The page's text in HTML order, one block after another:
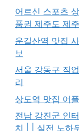
어르신 스포츠
품권 제주도 제
운길산역 맛집
보
서울 강동구 직
리
상도역 맛집 어
전남 강진군 인
치 | | 실전 노하